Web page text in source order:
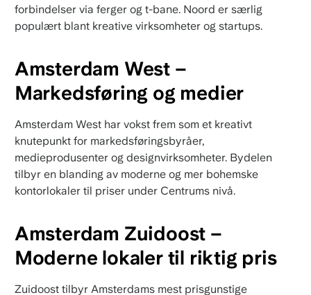
forbindelser via ferger og t-bane. Noord er særlig
populært blant kreative virksomheter og startups.
Amsterdam West –
Markedsføring og medier
Amsterdam West har vokst frem som et kreativt
knutepunkt for markedsføringsbyråer,
medieprodusenter og designvirksomheter. Bydelen
tilbyr en blanding av moderne og mer bohemske
kontorlokaler til priser under Centrums nivå.
Amsterdam Zuidoost –
Moderne lokaler til riktig pris
Zuidoost tilbyr Amsterdams mest prisgunstige